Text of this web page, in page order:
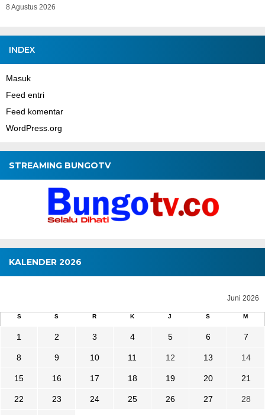
8 Agustus 2026
INDEX
Masuk
Feed entri
Feed komentar
WordPress.org
STREAMING BUNGOTV
KALENDER 2026
Juni 2026
S S R K J S M
1 2 3 4 5 6 7
8 9 10 11 12 13 14
15 16 17 18 19 20 21
22 23 24 25 26 27 28